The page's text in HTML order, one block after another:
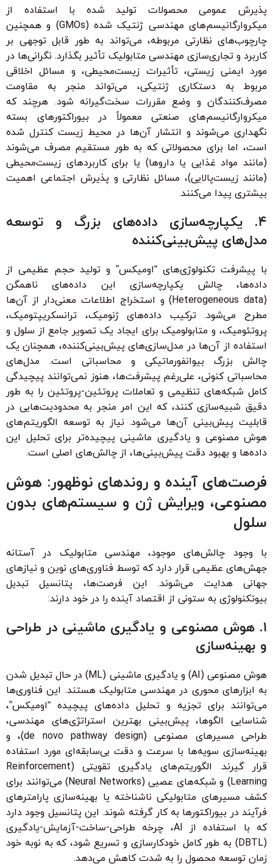
پذیرش عمومی محصولات تولید شده با استفاده از
میکروارگانیسم‌های مهندسی ژنتیک شده (GMOs) و همچنین
چارچوب‌های نظارتی مربوطه، می‌تواند به طور قابل توجهی بر
کاربرد و تجاری‌سازی مهندسی متابولیک تأثیر بگذارد. نگرانی‌ها در
مورد ایمنی زیستی، تأثیرات زیست‌محیطی، و مسائل اخلاقی
مربوط به دستکاری ژنتیکی، می‌تواند منجر به مقاومت
مصرف‌کنندگان و وضع مقررات سخت‌گیرانه شود. هرچند که
میکروارگانیسم‌های صنعتی معمولاً در بیوراکتورهای بسته
نگهداری می‌شوند و انتشار آن‌ها در محیط زیست کنترل شده
است، اما برای محصولاتی که به طور مستقیم مصرف می‌شوند
(مانند مواد غذایی یا داروها) یا برای کاربردهای زیست‌محیطی
(مانند زیست‌پالایی)، مسائل نظارتی و پذیرش اجتماعی اهمیت
بیشتری پیدا می‌کنند.
۴. یکپارچه‌سازی داده‌های بزرگ و توسعه
مدل‌های پیش‌بینی‌کننده
با پیشرفت تکنولوژی‌های “اومیکس” و تولید حجم عظیمی از
داده‌ها، چالش یکپارچه‌سازی این داده‌های ناهمگن
(Heterogeneous data) و استخراج اطلاعات معنی‌دار از آن‌ها
مطرح می‌شود. ترکیب داده‌های ژنومیک، ترانسکریپتومیک،
پروتئومیک، و متابولومیک برای ایجاد یک تصویر جامع از سلول و
استفاده از آن‌ها در مدل‌سازی‌های پیش‌بینی‌کننده، همچنان یک
چالش بزرگ بیوانفورماتیکی و محاسباتی است. مدل‌های
محاسباتی کنونی، علی‌رغم پیشرفت‌ها، هنوز نمی‌توانند پیچیدگی
کامل شبکه‌های تنظیمی و تعاملات پروتئین-پروتئین را به طور
دقیق شبیه‌سازی کنند، که این امر منجر به محدودیت‌هایی در
قابلیت پیش‌بینی آن‌ها می‌شود. نیاز به توسعه الگوریتم‌های
هوش مصنوعی و یادگیری ماشینی پیچیده‌تر برای تحلیل این
داده‌ها و بهبود دقت پیش‌بینی‌ها، از چالش‌های اصلی است.
فرصت‌های آینده و روندهای نوظهور: هوش
مصنوعی، ویرایش ژن و سیستم‌های بدون
سلول
با وجود چالش‌های موجود، مهندسی متابولیک در آستانه
جهش‌های عظیمی قرار دارد که توسط فناوری‌های نوین و نیازهای
جهانی هدایت می‌شوند. این فرصت‌ها، پتانسیل تبدیل
بیوتکنولوژی به ستونی از اقتصاد آینده را در خود دارند:
۱. هوش مصنوعی و یادگیری ماشینی در طراحی
و بهینه‌سازی
هوش مصنوعی (AI) و یادگیری ماشینی (ML) در حال تبدیل شدن
به ابزارهای محوری در مهندسی متابولیک هستند. این فناوری‌ها
می‌توانند برای تجزیه و تحلیل داده‌های پیچیده “اومیکس”،
شناسایی الگوها، پیش‌بینی بهترین استراتژی‌های مهندسی،
طراحی مسیرهای مصنوعی (de novo pathway design)، و
بهینه‌سازی سویه‌ها با سرعت و دقت بی‌سابقه‌ای مورد استفاده
قرار گیرند. الگوریتم‌های یادگیری تقویتی (Reinforcement
Learning) و شبکه‌های عصبی (Neural Networks) می‌توانند برای
کشف مسیرهای متابولیکی ناشناخته یا بهینه‌سازی پارامترهای
فرآیند در بیوراکتورها به کار گرفته شوند. این پتانسیل وجود دارد
که با استفاده از AI، چرخه طراحی-ساخت-آزمایش-یادگیری
(DBTL) به طور کامل خودکارسازی و تسریع شود، که به نوبه خود
زمان توسعه محصول را به شدت کاهش می‌دهد.